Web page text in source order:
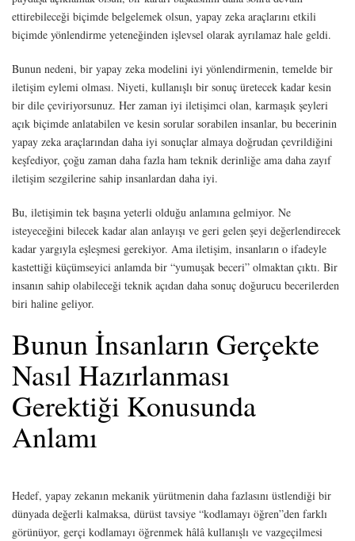
ettirebileceği biçimde belgelemek olsun, yapay zeka araçlarını etkili
biçimde yönlendirme yeteneğinden işlevsel olarak ayrılamaz hale geldi.
Bunun nedeni, bir yapay zeka modelini iyi yönlendirmenin, temelde bir
iletişim eylemi olması. Niyeti, kullanışlı bir sonuç üretecek kadar kesin
bir dile çeviriyorsunuz. Her zaman iyi iletişimci olan, karmaşık şeyleri
açık biçimde anlatabilen ve kesin sorular sorabilen insanlar, bu becerinin
yapay zeka araçlarından daha iyi sonuçlar almaya doğrudan çevrildiğini
keşfediyor, çoğu zaman daha fazla ham teknik derinliğe ama daha zayıf
iletişim sezgilerine sahip insanlardan daha iyi.
Bu, iletişimin tek başına yeterli olduğu anlamına gelmiyor. Ne
isteyeceğini bilecek kadar alan anlayışı ve geri gelen şeyi değerlendirecek
kadar yargıyla eşleşmesi gerekiyor. Ama iletişim, insanların o ifadeyle
kastettiği küçümseyici anlamda bir “yumuşak beceri” olmaktan çıktı. Bir
insanın sahip olabileceği teknik açıdan daha sonuç doğurucu becerilerden
biri haline geliyor.
Bunun İnsanların Gerçekte
Nasıl Hazırlanması
Gerektiği Konusunda
Anlamı
Hedef, yapay zekanın mekanik yürütmenin daha fazlasını üstlendiği bir
dünyada değerli kalmaksa, dürüst tavsiye “kodlamayı öğren”den farklı
görünüyor, gerçi kodlamayı öğrenmek hâlâ kullanışlı ve vazgeçilmesi